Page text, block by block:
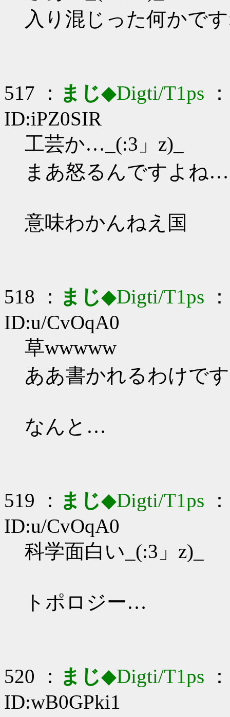
入り混じった何かで
517 ： まじ◆Digti/T1ps
ID:iPZ0SIR
工芸か…_(:3」z)_
まあ怒るんですよね…
意味わかんねえ国
518 ： まじ◆Digti/T1ps
ID:u/CvOqA0
草wwwww
ああ書かれるわけで
なんと…
519 ： まじ◆Digti/T1ps
ID:u/CvOqA0
科学面白い_(:3」z)_
トポロジー…
520 ： まじ◆Digti/T1ps
ID:wB0GPki1